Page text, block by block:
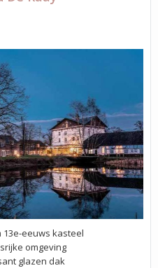
eeuws kasteel
omgeving
glazen dak